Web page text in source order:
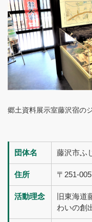
郷土資料展示室藤沢宿の
団体名 藤沢市ふ
住所 〒251-
活動理念
旧東海道
わいの創